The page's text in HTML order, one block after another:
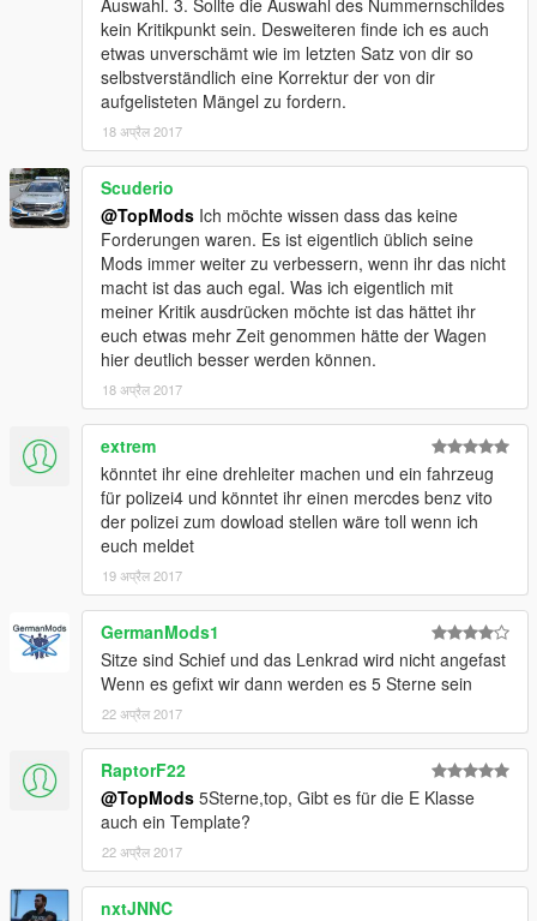
kein Kritikpunkt sein. Desweiteren finde ich es auch
etwas unverschämt wie im letzten Satz von dir so
selbstverständlich eine Korrektur der von dir
aufgelisteten Mängel zu fordern.
18 अप्रैल 2017
Scuderio
@TopMods Ich möchte wissen dass das keine
Forderungen waren. Es ist eigentlich üblich seine
Mods immer weiter zu verbessern, wenn ihr das nicht
macht ist das auch egal. Was ich eigentlich mit
meiner Kritik ausdrücken möchte ist das hättet ihr
euch etwas mehr Zeit genommen hätte der Wagen
hier deutlich besser werden können.
18 अप्रैल 2017
extrem
könntet ihr eine drehleiter machen und ein fahrzeug
für polizei4 und könntet ihr einen mercdes benz vito
der polizei zum dowload stellen wäre toll wenn ich
euch meldet
19 अप्रैल 2017
GermanMods1
Sitze sind Schief und das Lenkrad wird nicht angefast
Wenn es gefixt wir dann werden es 5 Sterne sein
22 अप्रैल 2017
RaptorF22
@TopMods 5Sterne,top, Gibt es für die E Klasse
auch ein Template?
22 अप्रैल 2017
nxtJNNC